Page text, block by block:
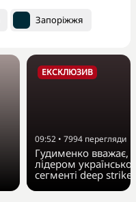
Запоріжжя
ЕКСКЛЮЗИВ
09:52 • 7994 перегляди
Гудименко вважає,
лідером
сегменті deep strike